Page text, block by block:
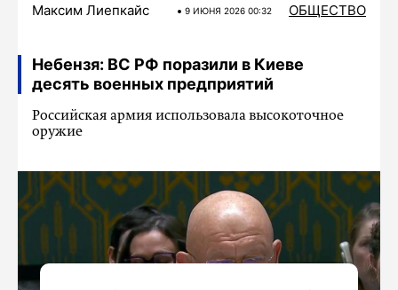
Максим Лиепкайс 9 ИЮНЯ 2026 00:32 ОБЩЕСТВО
Небензя: ВС РФ поразили в Киеве
десять военных предприятий
Российская армия использовала высокоточное
оружие